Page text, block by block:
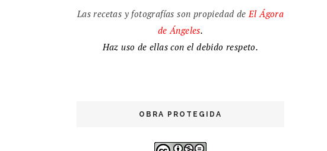
Las recetas y fotografías son propiedad deElÁgora
de Ángeles.
Haz uso de ellas con el debido respeto.
OBRA PROTEGIDA